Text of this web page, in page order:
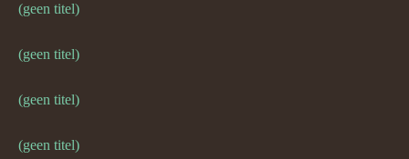
(geen titel)
(geen titel)
(geen titel)
(geen titel)